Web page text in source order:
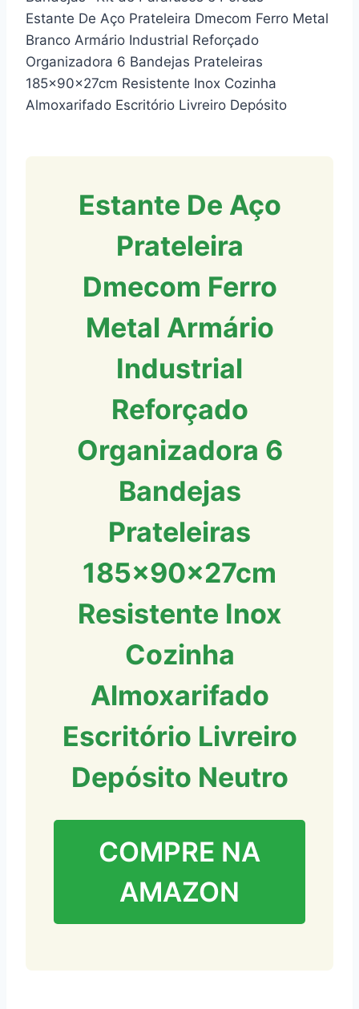
Estante De Aço Prateleira Dmecom Ferro Metal
Branco Armário Industrial Reforçado
Organizadora 6 Bandejas Prateleiras
185x90x27cm Resistente Inox Cozinha
Almoxarifado Escritório Livreiro Depósito
Estante De Aço
Prateleira
Dmecom Ferro
Metal Armário
Industrial
Reforçado
Organizadora 6
Bandejas
Prateleiras
185x90x27cm
Resistente Inox
Cozinha
Almoxarifado
Escritório Livreiro
Depósito Neutro
COMPRE NA
AMAZON